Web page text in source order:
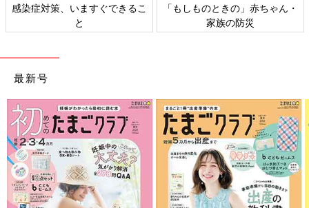
ぐできるこ
「もしものときの」赤ちゃん・
日本外来小児科学
最新号